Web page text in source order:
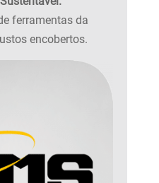
ferramentas da
encobertos.